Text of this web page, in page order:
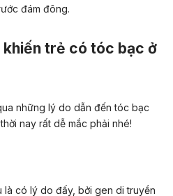
đám đông.
khiến trẻ có tóc bạc ở
những lý do dẫn đến tóc bạc
nay rất dễ mắc phải nhé!
là có lý do đấy, bởi gen di truyền